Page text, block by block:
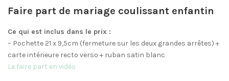
Faire part de mariage coulissant enfantin
Ce qui est inclus dans le prix :
– Pochette 21 x 9,5cm (fermeture sur les deux grandes arrêtes) +
carte intérieure recto verso + ruban satin blanc
Le faire part en vidéo